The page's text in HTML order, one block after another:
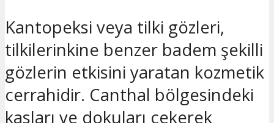
Kantopeksi veya tilki gözleri,
tilkilerinkine benzer badem şekilli
gözlerin etkisini yaratan kozmetik
cerrahidir. Canthal bölgesindeki
kasları ve dokuları çekerek